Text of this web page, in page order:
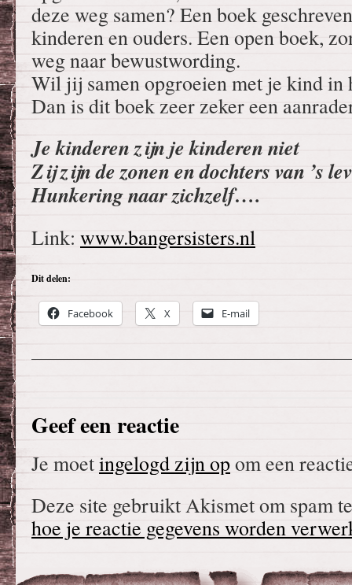
deze weg samen? Een boek
kinderen en ouders. Een open boek,
weg naar bewustwording.
Wil jij samen opgroeien met je kind
Dan is dit boek zeer zeker een
Je kinderen zijn je kinderen niet
Zij zijn de zonen en dochters van ’s
Hunkering naar zichzelf….
Link: www.bangersisters.nl
Dit delen:
Facebook X E-mail
Geef een reactie
Je moetingelogd zijn opom een
Deze site gebruikt Akismet om spam
hoe je reactie gegevens worden